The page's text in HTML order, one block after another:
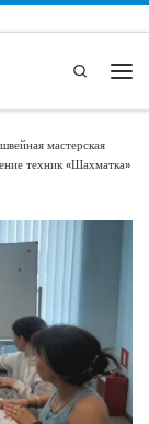
Search
мастерская
техник «Шахматка»